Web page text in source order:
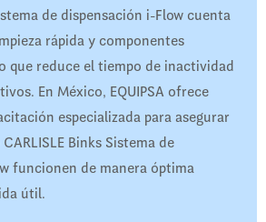
de dispensación i-Flow cuenta
rápida y componentes
que reduce el tiempo de inactividad
En México, EQUIPSA ofrece
especializada para asegurar
Binks Sistema de
funcionen de manera óptima
útil.